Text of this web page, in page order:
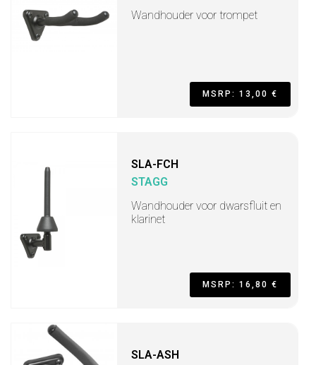
Wandhouder voor trompet
MSRP: 13,00 €
SLA-FCH
STAGG
Wandhouder voor dwarsfluit en
klarinet
MSRP: 16,80 €
SLA-ASH